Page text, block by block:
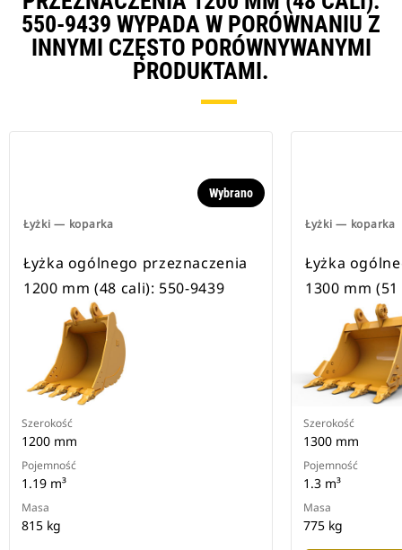
550-9439 WYPADA W PORÓWNANIU Z
INNYMI CZĘSTO PORÓWNYWANYMI
PRODUKTAMI.
Łyżki — koparka
Wybrano
Łyżka ogólnego przeznaczenia
1200 mm (48 cali): 550-9439
Szerokość
1200 mm
Pojemność
1.19 m³
Masa
815 kg
Łyżki — koparka
Łyżka
1300 mm
Szerokość
1300 mm
Pojemność
1.3 m³
Masa
775 kg